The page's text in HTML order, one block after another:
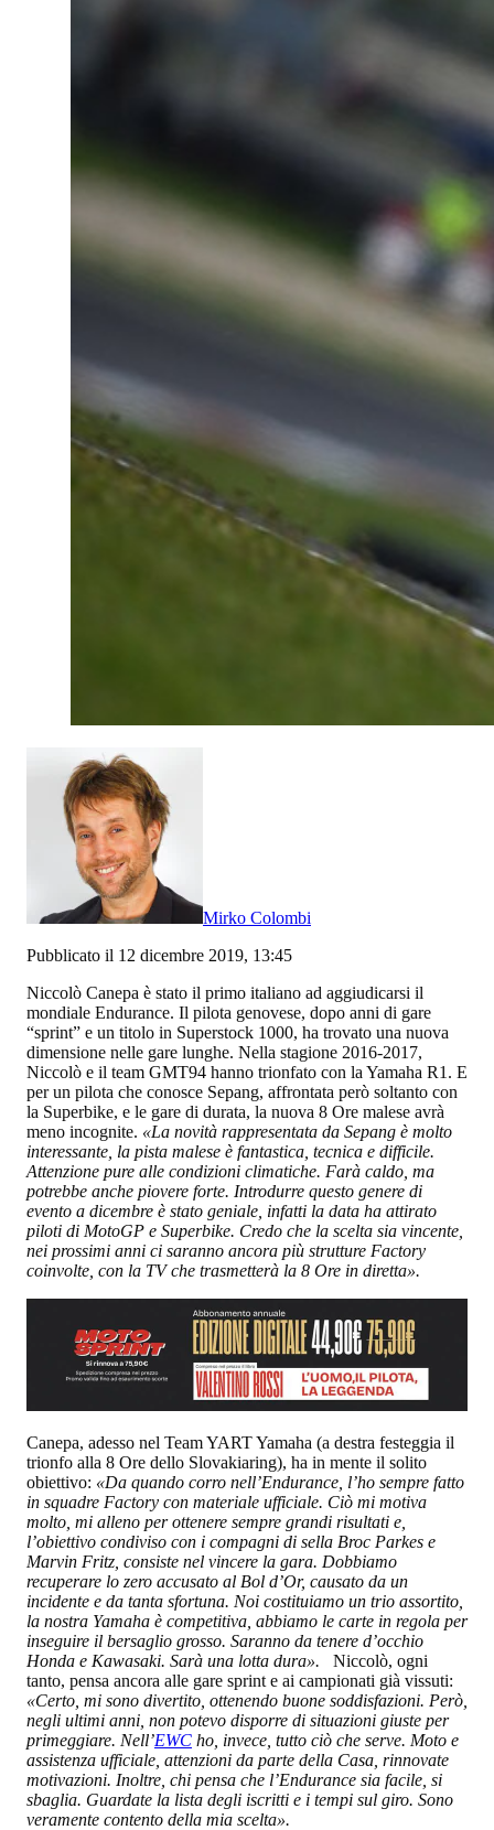
Mirko Colombi
Pubblicato il 12 dicembre 2019, 13:45
Niccolò Canepa è stato il primo italiano ad aggiudicarsi il
mondiale Endurance. Il pilota genovese, dopo anni di gare
“sprint” e un titolo in Superstock 1000, ha trovato una nuova
dimensione nelle gare lunghe. Nella stagione 2016-2017,
Niccolò e il team GMT94 hanno trionfato con la Yamaha R1. E
per un pilota che conosce Sepang, affrontata però soltanto con
la Superbike, e le gare di durata, la nuova 8 Ore malese avrà
meno incognite. «La novità rappresentata da Sepang è molto
interessante, la pista malese è fantastica, tecnica e difficile.
Attenzione pure alle condizioni climatiche. Farà caldo, ma
potrebbe anche piovere forte. Introdurre questo genere di
evento a dicembre è stato geniale, infatti la data ha attirato
piloti di MotoGP e Superbike. Credo che la scelta sia vincente,
nei prossimi anni ci saranno ancora più strutture Factory
coinvolte, con la TV che trasmetterà la 8 Ore in diretta».
Canepa, adesso nel Team YART Yamaha (a destra festeggia il
trionfo alla 8 Ore dello Slovakiaring), ha in mente il solito
obiettivo: «Da quando corro nell’Endurance, l’ho sempre fatto
in squadre Factory con materiale ufficiale. Ciò mi motiva
molto, mi alleno per ottenere sempre grandi risultati e,
l’obiettivo condiviso con i compagni di sella Broc Parkes e
Marvin Fritz, consiste nel vincere la gara. Dobbiamo
recuperare lo zero accusato al Bol d’Or, causato da un
incidente e da tanta sfortuna. Noi costituiamo un trio assortito,
la nostra Yamaha è competitiva, abbiamo le carte in regola per
inseguire il bersaglio grosso. Saranno da tenere d’occhio
Honda e Kawasaki. Sarà una lotta dura». Niccolò, ogni
tanto, pensa ancora alle gare sprint e ai campionati già vissuti:
«Certo, mi sono divertito, ottenendo buone soddisfazioni. Però,
negli ultimi anni, non potevo disporre di situazioni giuste per
primeggiare. Nell’EWC ho, invece, tutto ciò che serve. Moto e
assistenza ufficiale, attenzioni da parte della Casa, rinnovate
motivazioni. Inoltre, chi pensa che l’Endurance sia facile, si
sbaglia. Guardate la lista degli iscritti e i tempi sul giro. Sono
veramente contento della mia scelta».